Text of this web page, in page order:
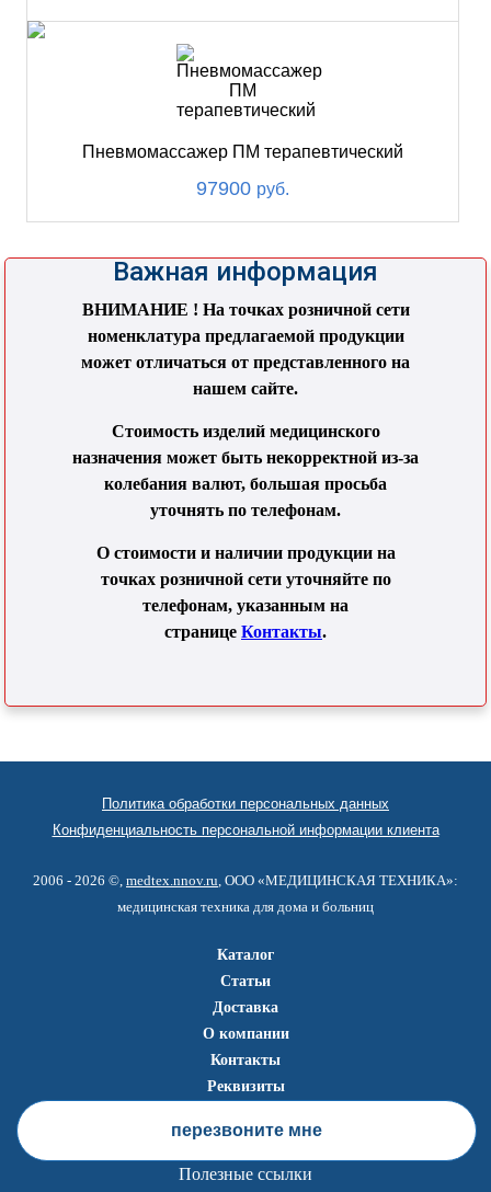
Пневмомассажер ПМ терапевтический
97900 руб.
Важная информация
ВНИМАНИЕ ! На точках розничной сети
номенклатура предлагаемой продукции
может отличаться от представленного на
нашем сайте.
Стоимость изделий медицинского
назначения может быть некорректной из-за
колебания валют, большая просьба
уточнять по телефонам.
О стоимости и наличии продукции на
точках розничной сети уточняйте по
телефонам, указанным на
странице Контакты.
Политика обработки персональных данных
Конфиденциальность персональной информации клиента
2006 - 2026 ©, medtex.nnov.ru , ООО «МЕДИЦИНСКАЯ ТЕХНИКА»:
медицинская техника для дома и больниц
Каталог
Статьи
Доставка
О компании
Контакты
Реквизиты
перезвоните мне
Полезные ссылки